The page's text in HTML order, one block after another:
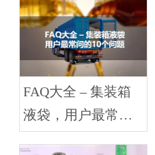
FAQ大全 – 集装箱
液袋，用户最常问